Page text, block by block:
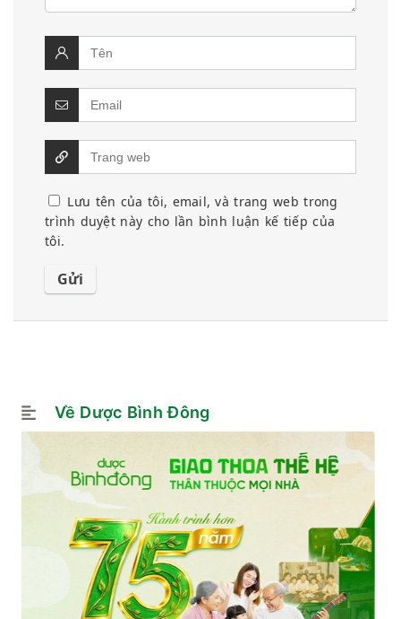
Lưu tên của tôi, email, và trang web trong
trình duyệt này cho lần bình luận kế tiếp của
tôi.
Về Dược Bình Đông